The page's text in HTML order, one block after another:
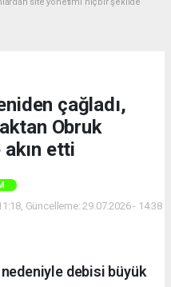
çağladı,
Obruk
akın etti
Güncelleme: 29.07.2026 - 14:38
nedeniyle debisi büyük